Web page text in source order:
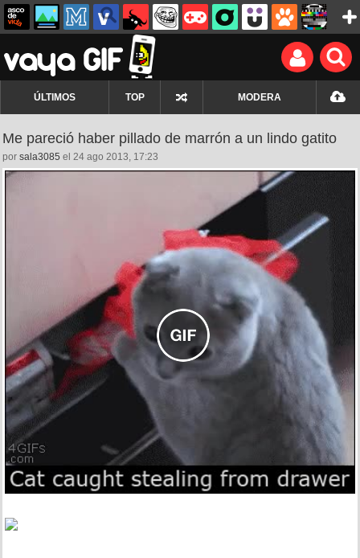
ÚLTIMOS TOP MODERA
Me pareció haber pillado de marrón a un lindo gatito
por sala3085 el 24 ago 2013, 17:23